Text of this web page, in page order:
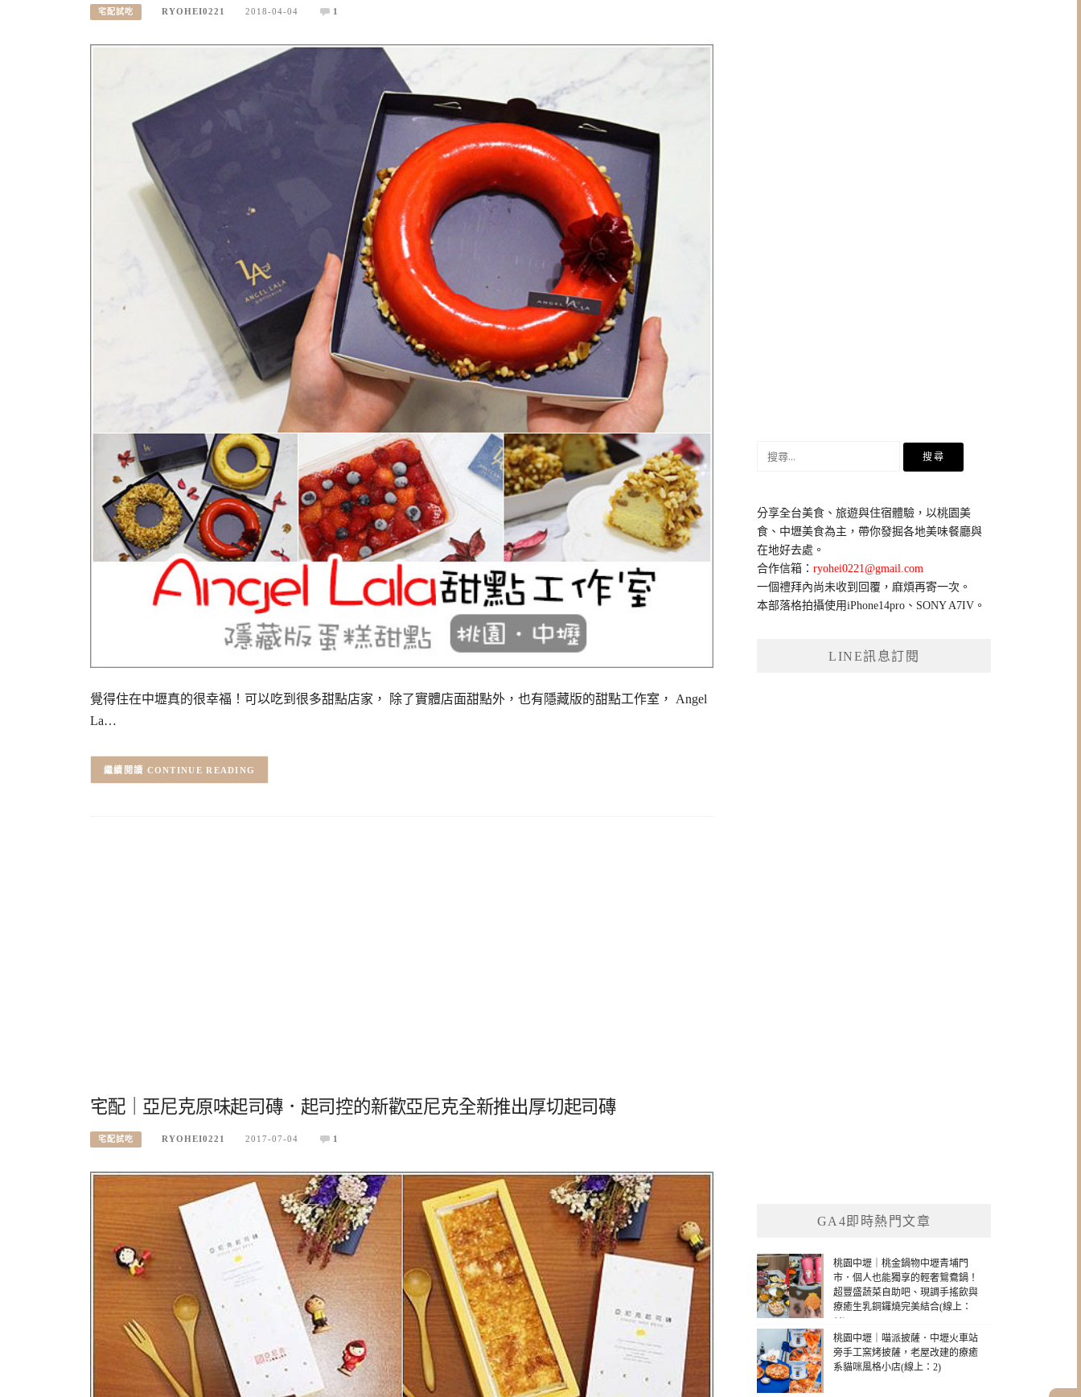
宅配試吃 RYOHEI0221 2018-04-04 1
覺得住在中壢真的很幸福！可以吃到很多甜點店家， 除了實體店面甜點外，也有隱藏版的甜點工作室， Angel
La…
CONTINUE READING
宅配｜亞尼克原味起司磚．起司控的新歡亞尼克全新推出厚切起司磚
宅配試吃 RYOHEI0221 2017-07-04 1
鍵
字:
分享全台美食、旅遊與住宿體驗，以桃園美
食、中壢美食為主，帶你發掘各地美味餐廳與
在地好去處。
合作信箱：ryohei0221@gmail.com
一個禮拜內尚未收到回覆，麻煩再寄一次。
本部落格拍攝使用iPhone14pro、SONY A7IV。
LINE訊息訂閱
GA4即時熱門文章
桃園中壢｜桃金鍋物中壢青埔門
市．個人也能獨享的輕奢鴛鴦鍋！
超豐盛蔬菜自助吧、現調手搖飲與
療癒生乳銅鑼燒完美結合(線上：
11)
桃園中壢｜喵派披薩．中壢火車站
旁手工窯烤披薩，老屋改建的療癒
系貓咪風格小店(線上：2)